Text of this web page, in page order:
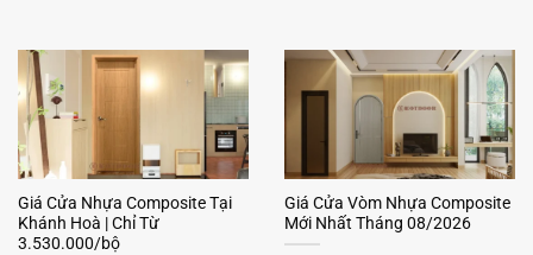
Giá Cửa Nhựa Composite Tại
Khánh Hoà | Chỉ Từ
3.530.000/bộ
Giá Cửa Vòm Nhựa Composite
Mới Nhất Tháng 08/2026